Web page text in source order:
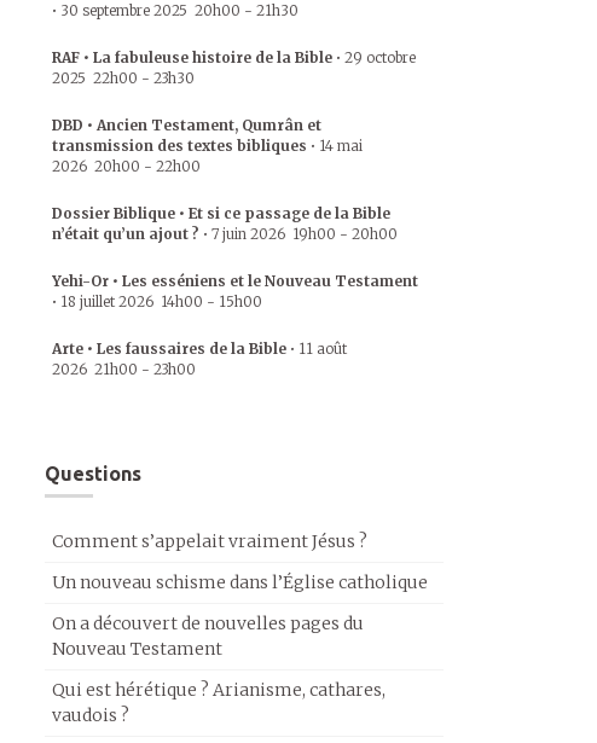
• 30 septembre 2025 20h00 - 21h30
RAF • La fabuleuse histoire de la Bible • 29 octobre
2025 22h00 - 23h30
DBD • Ancien Testament, Qumrân et
transmission des textes bibliques • 14 mai
2026 20h00 - 22h00
Dossier Biblique • Et si ce passage de la Bible
n’était qu’un ajout ? • 7 juin 2026 19h00 - 20h00
Yehi-Or • Les esséniens et le Nouveau Testament
• 18 juillet 2026 14h00 - 15h00
Arte • Les faussaires de la Bible • 11 août
2026 21h00 - 23h00
Questions
Comment s’appelait vraiment Jésus ?
Un nouveau schisme dans l’Église catholique
On a découvert de nouvelles pages du
Nouveau Testament
Qui est hérétique ? Arianisme, cathares,
vaudois ?